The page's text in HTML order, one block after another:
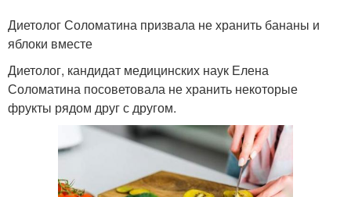
Диетолог Соломатина призвала не хранить бананы и
яблоки вместе
Диетолог, кандидат медицинских наук Елена
Соломатина посоветовала не хранить некоторые
фрукты рядом друг с другом.